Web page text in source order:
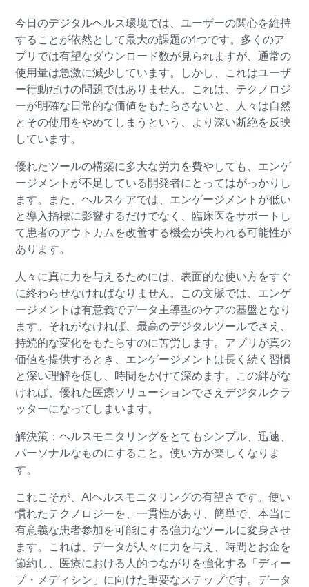
今日のデジタルヘルス環境では、ユーザーの関心を維持
することが依然として最大の課題の1つです。多くのア
プリでは有望なダウンロード数が見られますが、通常の
使用量は急激に減少しています。しかし、これはユーザ
ー行動だけの問題ではありません。これは、テクノロジ
ーが明確な日常的な価値をもたらさないと、人々は自然
とその使用をやめてしまうという、より深い断絶を反映
しています。
優れたツールの構築に多大な労力を費やしても、エンゲ
ージメントが不足している開発者にとってはがっかりし
ます。また、ヘルスケアでは、エンゲージメントが低い
と導入指標に影響するだけでなく、臨床医をサポートし
て患者のアウトカムを改善する機会が失われる可能性が
あります。
人々に真に力を与えるためには、表面的な使い方をすぐ
に終わらせなければなりません。この文脈では、エンゲ
ージメントは有意義でデータ主導型のケアの基盤となり
ます。それがなければ、最高のデジタルツールでさえ、
持続的な変化をもたらすのに苦労します。アプリが真の
価値を提供するとき、エンゲージメントは長く続く習慣
と深い理解を促し、時間をかけて深めます。この絆がな
ければ、優れた医療ソリューションでさえデジタルクラ
ッターになってしまいます。
解決策：ヘルスモニタリングをとてもシンプル、迅速、
パーソナルなものにすること。使い方が楽しくなりま
す。
これこそが、AIヘルスモニタリングの有望さです。使い
慣れたテクノロジーを、一貫性があり、簡単で、本当に
有意義な患者参加を可能にする強力なツールに変身させ
ます。これは、データが人々に力を与え、時間とお金を
節約し、医療における人的つながりを強化する「ディー
プ・メディシン」に向けた重要なステップです。データ